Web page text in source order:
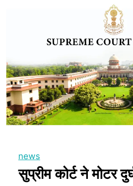
news
सुप्रीम कोर्ट ने मोटर